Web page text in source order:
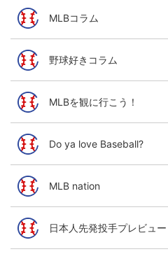
MLBコラム
野球好きコラム
MLBを観に行こう！
Do ya love Baseball?
MLB nation
日本人先発投手プレビュー